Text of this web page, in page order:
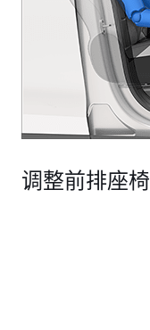
调整前排座椅